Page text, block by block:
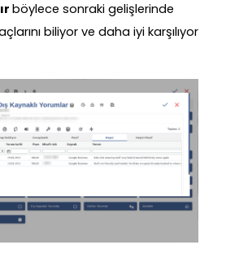
böylece sonraki gelişlerinde
biliyor ve daha iyi karşılıyor